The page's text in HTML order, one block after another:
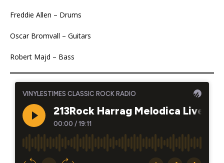
Freddie Allen – Drums
Oscar Bromvall – Guitars
Robert Majd – Bass